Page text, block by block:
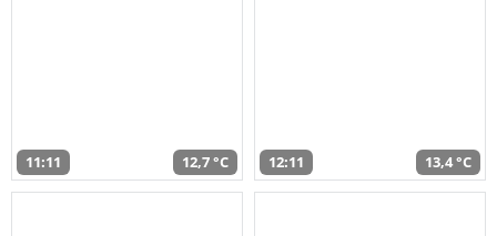
11:11 12,7 °C 12:11 13,4 °C